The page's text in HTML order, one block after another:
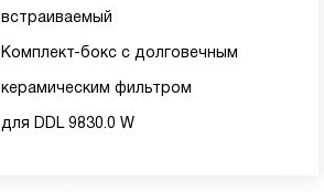
встраиваемый
Комплект-бокс с долговечным
керамическим фильтром
для DDL 9830.0 W